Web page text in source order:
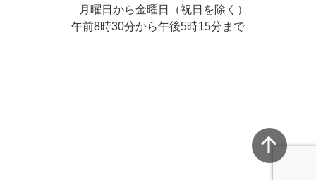
月曜日から金曜日（祝日を除く）
午前8時30分から午後5時15分まで